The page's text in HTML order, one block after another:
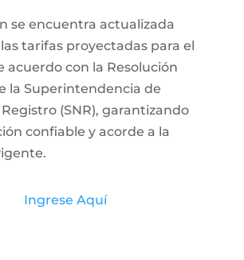
se encuentra actualizada
tarifas proyectadas para el
acuerdo con la Resolución
la Superintendencia de
(SNR), garantizando
confiable y acorde a la
Ingrese Aquí